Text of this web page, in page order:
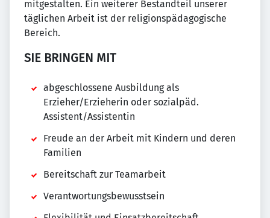
mitgestalten. Ein weiterer Bestandteil unserer
täglichen Arbeit ist der religionspädagogische
Bereich.
SIE BRINGEN MIT
abgeschlossene Ausbildung als
Erzieher/Erzieherin oder sozialpäd.
Assistent/Assistentin
Freude an der Arbeit mit Kindern und deren
Familien
Bereitschaft zur Teamarbeit
Verantwortungsbewusstsein